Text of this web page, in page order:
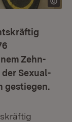
Zehn-
Sexual-
gestiegen.